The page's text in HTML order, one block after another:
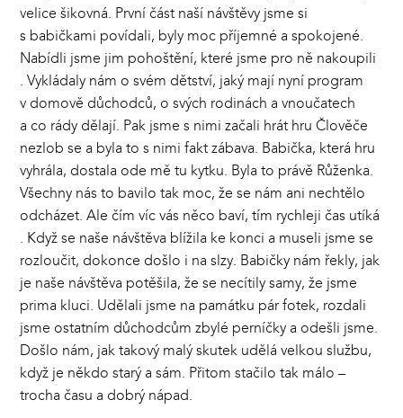
velice šikovná. První část naší návštěvy jsme si
s babičkami povídali, byly moc příjemné a spokojené.
Nabídli jsme jim pohoštění, které jsme pro ně nakoupili
. Vykládaly nám o svém dětství, jaký mají nyní program
v domově důchodců, o svých rodinách a vnoučatech
a co rády dělají. Pak jsme s nimi začali hrát hru Člověče
nezlob se a byla to s nimi fakt zábava. Babička, která hru
vyhrála, dostala ode mě tu kytku. Byla to právě Růženka.
Všechny nás to bavilo tak moc, že se nám ani nechtělo
odcházet. Ale čím víc vás něco baví, tím rychleji čas utíká
. Když se naše návštěva blížila ke konci a museli jsme se
rozloučit, dokonce došlo i na slzy. Babičky nám řekly, jak
je naše návštěva potěšila, že se necítily samy, že jsme
prima kluci. Udělali jsme na památku pár fotek, rozdali
jsme ostatním důchodcům zbylé perníčky a odešli jsme.
Došlo nám, jak takový malý skutek udělá velkou službu,
když je někdo starý a sám. Přitom stačilo tak málo –
trocha času a dobrý nápad.